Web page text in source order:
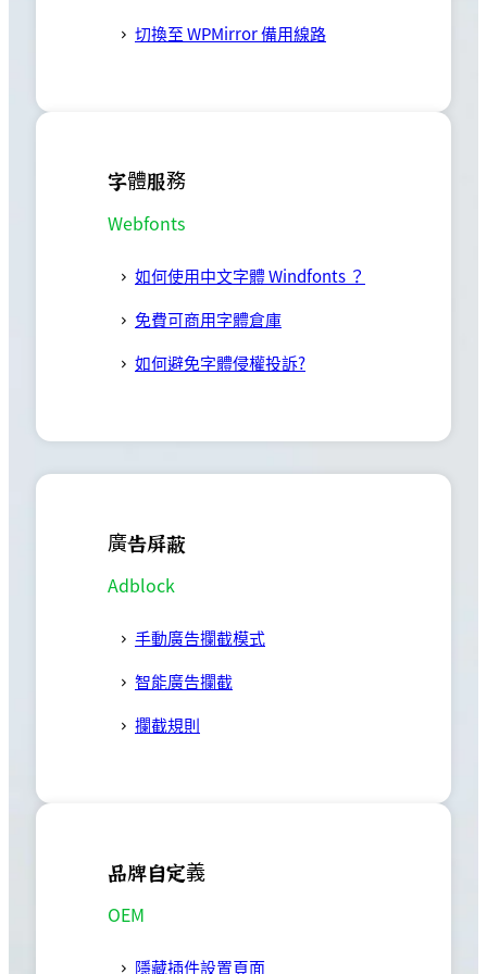
切換至 WPMirror 備用線路
字體服務
Webfonts
如何使用中文字體 Windfonts ？
免費可商用字體倉庫
如何避免字體侵權投訴?
廣告屏蔽
Adblock
手動廣告攔截模式
智能廣告攔截
攔截規則
品牌自定義
OEM
隱藏插件設置頁面